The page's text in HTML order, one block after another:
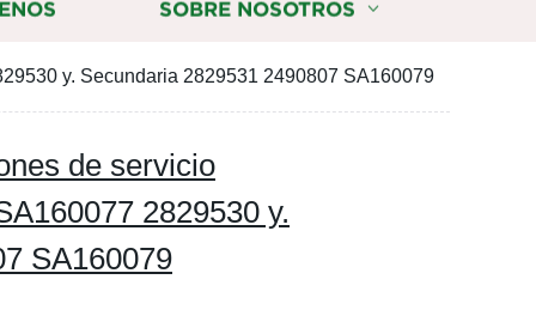
SOBRE NOSOTROS
y. Secundaria 2829531 2490807 SA160079
de servicio
2829530 y.
SA160079